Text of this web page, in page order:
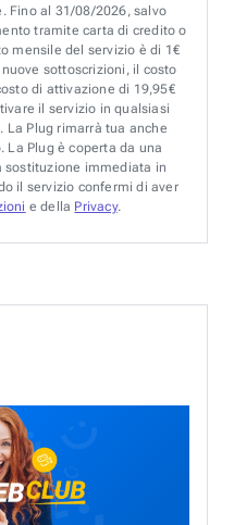
Fino al 31/08/2026, salvo
tramite carta di credito o
mensile del servizio è di 1€
sottoscrizioni, il costo
di attivazione di 19,95€
il servizio in qualsiasi
La Plug rimarrà tua anche
Plug è coperta da una
sostituzione immediata in
il servizio confermi di aver
e della Privacy.